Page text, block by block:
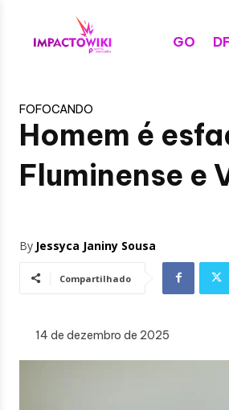
GO
FOFOCANDO
Homem é
Fluminense e
By Jessyca Janiny Sousa
Compartilhado
14 de dezembro de 2025